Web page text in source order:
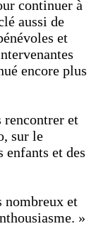
continuer à
aussi de
et
encore plus
rencontrer et
sur le
enfants et des
nombreux et
»